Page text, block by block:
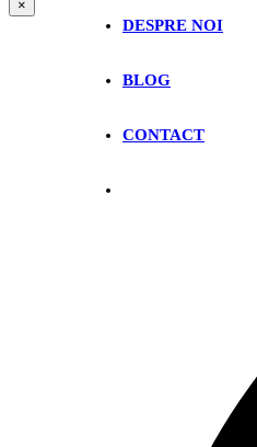
DESPRE NOI
BLOG
CONTACT
×